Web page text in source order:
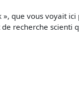
que vous voyait
recherche scienti